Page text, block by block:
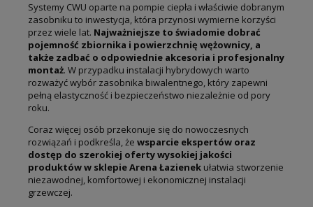
Systemy CWU oparte na pompie ciepła i właściwie dobranym
zasobniku to inwestycja, która przynosi wymierne korzyści
przez wiele lat. Najważniejsze to świadomie dobrać
pojemność zbiornika i powierzchnię wężownicy, a
także zadbać o odpowiednie akcesoria i profesjonalny
montaż. W przypadku instalacji hybrydowych warto
rozważyć wybór zasobnika biwalentnego, który zapewni
pełną elastyczność i bezpieczeństwo niezależnie od pory
roku.
Coraz więcej osób przekonuje się do nowoczesnych
rozwiązań i podkreśla, że wsparcie ekspertów oraz
dostęp do szerokiej oferty wysokiej jakości
produktów w sklepie Arena Łazienek ułatwia stworzenie
niezawodnej, komfortowej i ekonomicznej instalacji
grzewczej.